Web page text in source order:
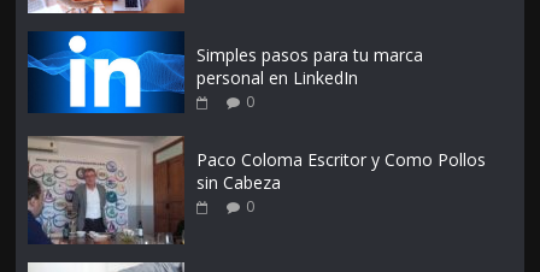
Simples pasos para tu marca
personal en LinkedIn
0
Paco Coloma Escritor y Como Pollos
sin Cabeza
0